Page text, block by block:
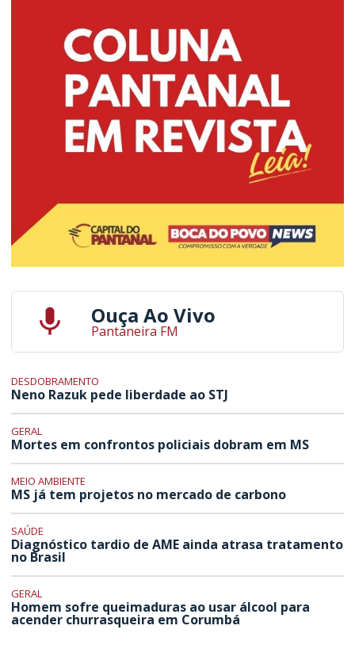
Ouça Ao Vivo
Pantaneira FM
DESDOBRAMENTO
Neno Razuk pede liberdade ao STJ
GERAL
Mortes em confrontos policiais dobram em MS
MEIO AMBIENTE
MS já tem projetos no mercado de carbono
SAÚDE
Diagnóstico tardio de AME ainda atrasa tratamento
no Brasil
GERAL
Homem sofre queimaduras ao usar álcool para
acender churrasqueira em Corumbá